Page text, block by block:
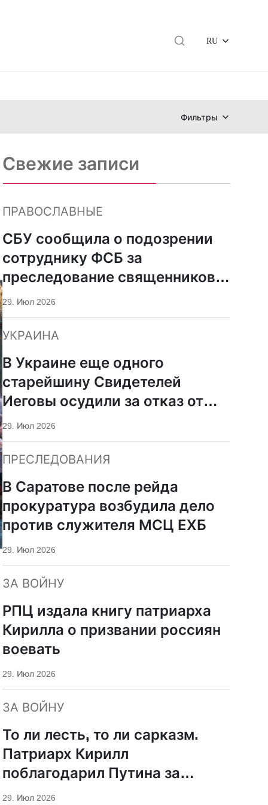
RU
Фильтры
Свежие записи
ПРАВОСЛАВНЫЕ
СБУ сообщила о подозрении
сотруднику ФСБ за
преследование священников
ПЦУ
29. Июл 2026
УКРАИНА
В Украине еще одного
старейшину Свидетелей
Иеговы осудили за отказ от
мобилизации
29. Июл 2026
ПРЕСЛЕДОВАНИЯ
В Саратове после рейда
прокуратура возбудила дело
против служителя МСЦ ЕХБ
29. Июл 2026
ЗА ВОЙНУ
РПЦ издала книгу патриарха
Кирилла о призвании россиян
воевать
29. Июл 2026
ЗА ВОЙНУ
То ли лесть, то ли сарказм.
Патриарх Кирилл
поблагодарил Путина за
защиту суверенитета и
29. Июл 2026